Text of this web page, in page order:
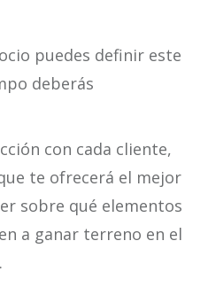
puedes definir este
deberás
con cada cliente,
te ofrecerá el mejor
sobre qué elementos
a ganar terreno en el